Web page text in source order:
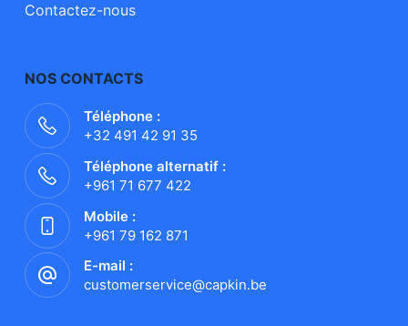
Contactez-nous
NOS CONTACTS
Téléphone :
+32 491 42 91 35
Téléphone alternatif :
+961 71 677 422
Mobile :
+961 79 162 871
E-mail :
customerservice@capkin.be